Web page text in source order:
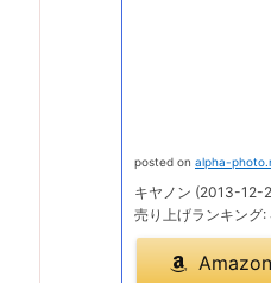
posted on alpha-
キヤノン (2013-12-
売り上げランキング